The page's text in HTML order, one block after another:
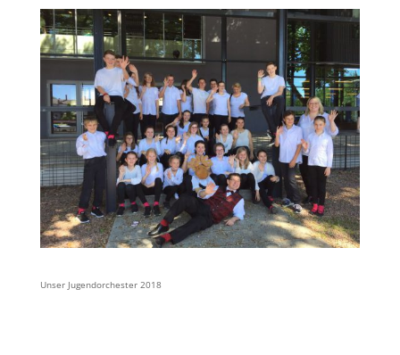
Unser Jugendorchester 2018